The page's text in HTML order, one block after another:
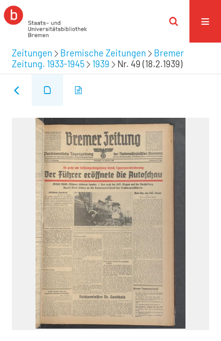
Zeitungen Bremische Zeitungen
Bremer
Zeitung. 1933-1945
1939 Nr. 49 (18.2.1939)